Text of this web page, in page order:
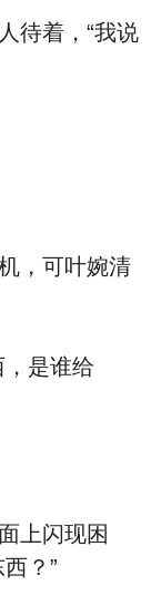
待着，“我说
，可叶婉清
是谁给
上闪现困
？”